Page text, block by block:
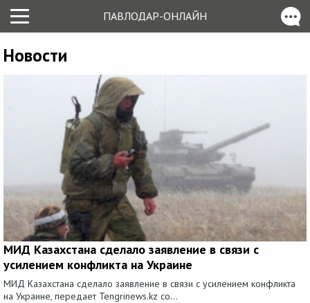
ПАВЛОДАР-ОНЛАЙН
Новости
МИД Казахстана сделало заявление в связи с
усилением конфликта на Украине
МИД Казахстана сделало заявление в связи с усилением конфликта
на Украине, передает Tengrinews.kz со...